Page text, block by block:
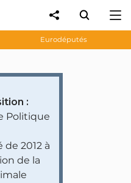
Eurodéputés
:
Politique
2012 à
de la